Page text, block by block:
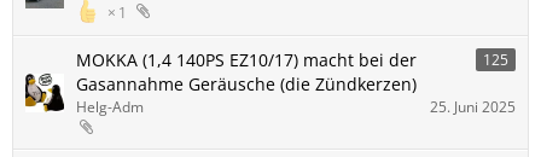
1
MOKKA (1,4 140PS EZ10/17) macht bei der
Gasannahme Geräusche (die Zündkerzen)
125
Helg-Adm 25. Juni 2025